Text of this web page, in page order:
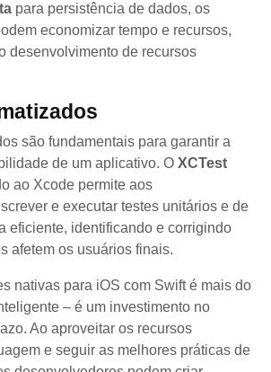
para persistência de dados, os
economizar tempo e recursos,
desenvolvimento de recursos
são fundamentais para garantir a
de um aplicativo. O XCTest
ao Xcode permite aos
e executar testes unitários e de
eficiente, identificando e corrigindo
afetem os usuários finais.
nativas para iOS com Swift é mais do
– é um investimento no
Ao aproveitar os recursos
e seguir as melhores práticas de